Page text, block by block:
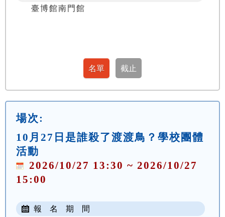
臺博館南門館
場次:
10月27日是誰殺了渡渡鳥？學校團體
活動
2026/10/27 13:30 ~ 2026/10/27
15:00
報 名 期 間